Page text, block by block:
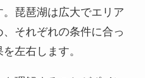
。琵琶湖は広大でエリア
それぞれの条件に合っ
左右します。